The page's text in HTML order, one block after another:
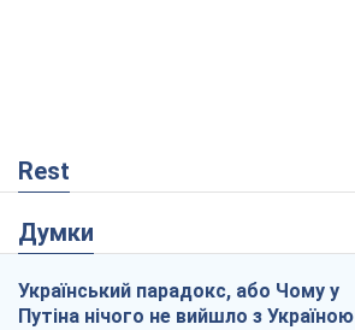
Rest
Думки
Український парадокс, або Чому у
Путіна нічого не вийшло з Україною